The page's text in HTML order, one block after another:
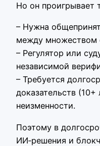
Но он проигрывает
– Нужна
между множеством
– Регулятор или
независимой
– Требуется
доказательств (10+
неизменности.
Поэтому в
ИИ‑решения и